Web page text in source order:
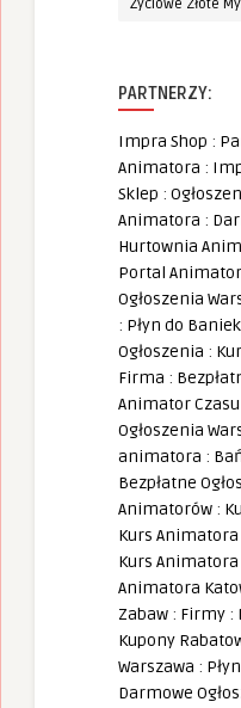
Życiowe Złote
PARTNERZY:
Impra Shop :
Animatora :
Sklep :
Animatora :
Hurtownia
Portal
Ogłoszenia
: Płyn do Baniek
Ogłoszenia :
Firma :
Animator
Ogłoszenia
animatora :
Bezpłatne
Animatorów :
Kurs Animatora
Kurs
Animatora
Zabaw : Firmy :
Kupony
Warszawa :
Darmowe